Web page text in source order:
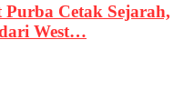
Purba Cetak Sejarah,
West…